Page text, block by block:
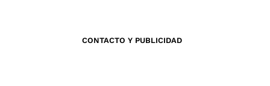
CONTACTO Y PUBLICIDAD